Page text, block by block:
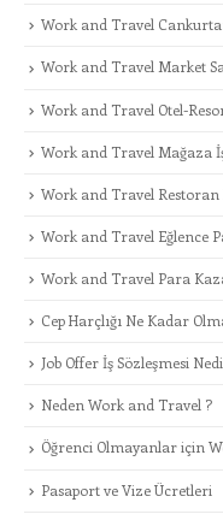
Work and Travel
Work and Travel Market
Work and Travel Otel-
Work and Travel Mağaza
Work and Travel Restoran
Work and Travel Eğlence
Work and Travel Para
Cep Harçlığı Ne Kadar
Job Offer İş Sözleşmesi
Neden Work and Travel ?
Öğrenci Olmayanlar için
Pasaport ve Vize Ücretleri